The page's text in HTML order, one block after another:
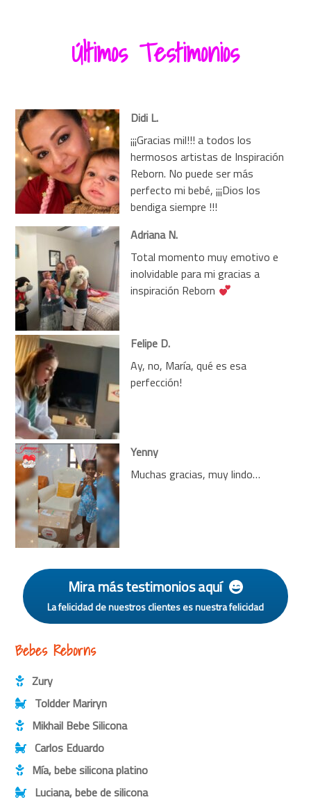
Últimos Testimonios
Didi L.
¡¡¡Gracias mil!!! a todos los
hermosos artistas de Inspiración
Reborn. No puede ser más
perfecto mi bebé, ¡¡¡Dios los
bendiga siempre !!!
Adriana N.
Total momento muy emotivo e
inolvidable para mi gracias a
inspiración Reborn
Felipe D.
Ay, no, María, qué es esa
perfección!
Yenny
Muchas gracias, muy lindo…
Mira más testimonios aquí
La felicidad de nuestros clientes es nuestra felicidad
Bebes Reborns
Zury
Toldder Mariryn
Mikhail Bebe Silicona
Carlos Eduardo
Mía, bebe silicona platino
Luciana, bebe de silicona